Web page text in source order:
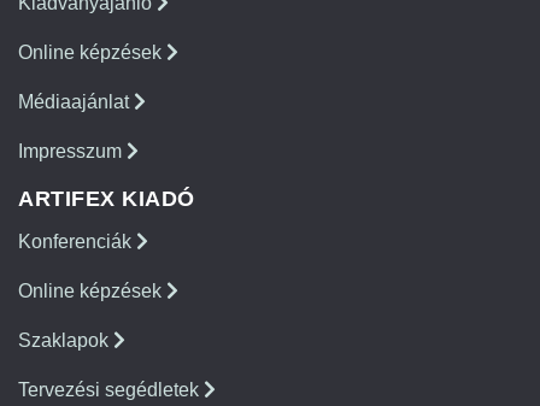
Online képzések
Médiaajánlat
Impresszum
ARTIFEX KIADÓ
Konferenciák
Online képzések
Szaklapok
Tervezési segédletek